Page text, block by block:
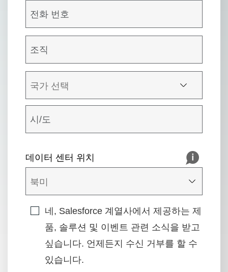
데이터 센터 위치
네, Salesforce 계열사에서 제공하는 제
품, 솔루션 및 이벤트 관련 소식을 받고
싶습니다. 언제든지 수신 거부를 할 수
있습니다.